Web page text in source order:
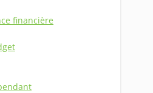
financière